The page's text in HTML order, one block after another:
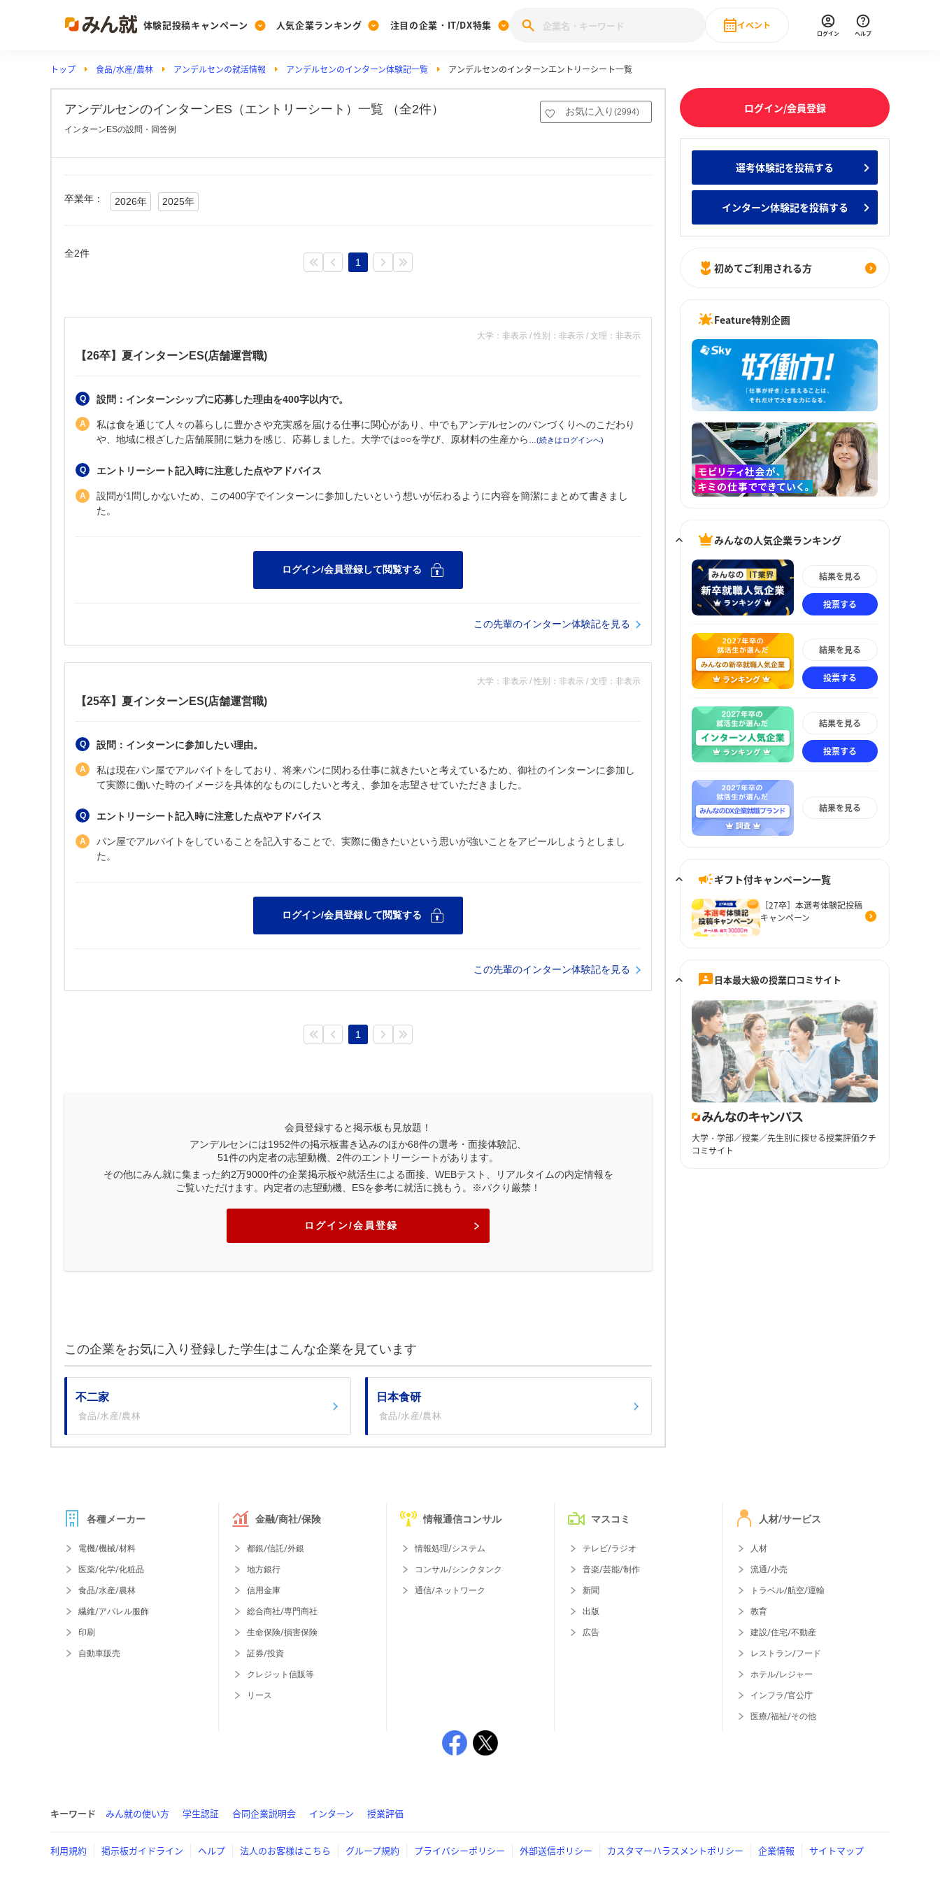
体験記投稿キャンペーン
Post
投稿する
[27卒] 本選考体験記投稿キャンペーン
人気企業ランキング
Ranking
ランキングを見る
みんなのDX企業就職ブランド調査
Vote みんなの新卒就職人気企業ランキング みんなのインターン人気企業ランキ
注目の企業・IT/DX特集
PickUp
注目の企業特集
28卒 IT・DX現場社員インタビュー
動画で知ろう！業界・企業研究
イベント
直近のイベント一覧
ログイン ヘルプ
トップ 食品/水産/農林 アンデルセンの就活情報 アンデルセンのインターン体験記一覧 アンデルセンのインターンエントリーシート一覧
アンデルセンのインターンES（エントリーシート）一覧 （全2件） お気に入り (2994)
インターンESの設問・回答例
卒業年： 2026年 2025年
全2件
1
大学：非表示 / 性別：非表示 / 文理：非表示
【26卒】夏インターンES(店舗運営職)
設問：インターンシップに応募した理由を400字以内で。
私は食を通じて人々の暮らしに豊かさや充実感を届ける仕事に関心があり、中でもアンデルセンのパンづくりへのこだわり
や、地域に根ざした店舗展開に魅力を感じ、応募しました。大学では○○を学び、原材料の生産から
エントリーシート記入時に注意した点やアドバイス
設問が1問しかないため、この400字でインターンに参加したいという想いが伝わるように内容を簡潔にまとめて書きまし
た。
この先輩のインターン体験記を見る
大学：非表示 / 性別：非表示 / 文理：非表示
【25卒】夏インターンES(店舗運営職)
設問：インターンに参加したい理由。
私は現在パン屋でアルバイトをしており、将来パンに関わる仕事に就きたいと考えているため、御社のインターンに参加し
て実際に働いた時のイメージを具体的なものにしたいと考え、参加を志望させていただきました。
エントリーシート記入時に注意した点やアドバイス
パン屋でアルバイトをしていることを記入することで、実際に働きたいという思いが強いことをアピールしようとしまし
た。
この先輩のインターン体験記を見る
1
会員登録すると掲示板も見放題！
アンデルセンには1952件の掲示板書き込みのほか68件の選考・面接体験記、
51件の内定者の志望動機、 2件のエントリーシートがあります。
その他にみん就に集まった約2万9000件の企業掲示板や就活生による面接、WEBテスト、リアルタイムの内定情報を
ご覧いただけます。内定者の志望動機、ESを参考に就活に挑もう。※パクり厳禁！
ログイン/会員登録
この企業をお気に入り登録した学生はこんな企業を見ています
不二家
食品/水産/農林
日本食研
食品/水産/農林
ログイン/会員登録
選考体験記を投稿する
インターン体験記を投稿する
初めてご利用される方
Feature特別企画
みんなの人気企業ランキング
結果を見る
投票する
結果を見る
投票する
結果を見る
投票する
結果を見る
ギフト付キャンペーン一覧
［27卒］本選考体験記投稿
キャンペーン
日本最大級の授業口コミサイト
大学・学部／授業／先生別に探せる授業評価クチ
コミサイト
各種メーカー
電機/機械/材料
医薬/化学/化粧品
食品/水産/農林
繊維/アパレル服飾
印刷
自動車販売
金融/商社/保険
都銀/信託/外銀
地方銀行
信用金庫
総合商社/専門商社
生命保険/損害保険
証券/投資
クレジット信販等
リース
情報通信コンサル
情報処理/システム
コンサル/シンクタンク
通信/ネットワーク
マスコミ
テレビ/ラジオ
音楽/芸能/制作
新聞
出版
広告
人材/サービス
人材
流通/小売
トラベル/航空/運輸
教育
建設/住宅/不動産
レストラン/フード
ホテル/レジャー
インフラ/官公庁
医療/福祉/その他
キーワード みん就の使い方 学生認証 合同企業説明会 インターン 授業評価
利用規約 掲示板ガイドライン ヘルプ 法人のお客様はこちら グループ規約 プライバシーポリシー 外部送信ポリシー カスタマーハラスメントポリシー 企業情報 サイトマップ